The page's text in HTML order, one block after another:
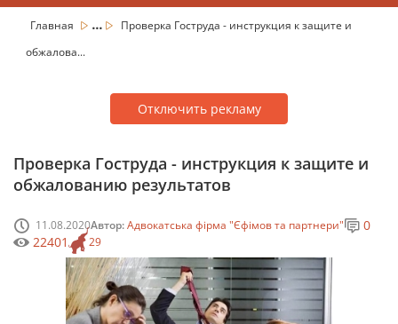
Главная ...
Проверка Гоструда - инструкция к защите и
обжалова...
Отключить рекламу
Проверка Гоструда - инструкция к защите и
обжалованию результатов
11.08.2020Автор:Адвокатська фірма "Єфімов та партнери"
29
0
22401